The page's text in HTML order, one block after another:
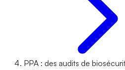
PPA : des audits de